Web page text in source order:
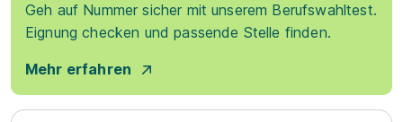
Geh auf Nummer sicher mit unserem Berufswahltest.
Eignung checken und passende Stelle finden.
Mehr erfahren